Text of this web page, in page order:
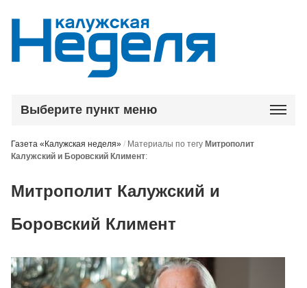
Выберите пункт меню
Газета «Калужская неделя» / Материалы по тегу Митрополит
Калужский и Боровский Климент:
Митрополит Калужский и
Боровский Климент